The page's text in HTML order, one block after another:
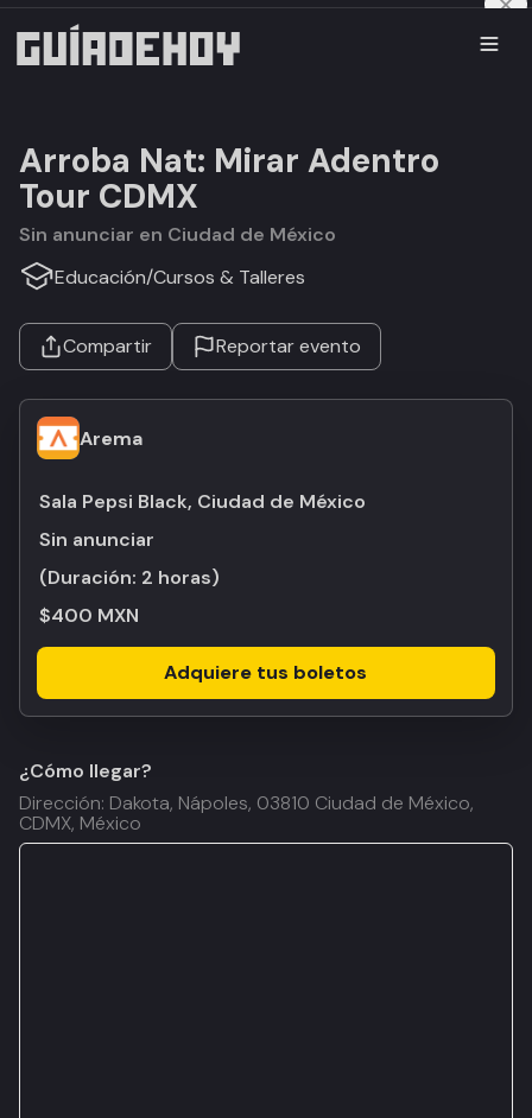
Arroba Nat: Mirar Adentro
Tour CDMX
Sin anunciar en Ciudad de México
Educación/Cursos & Talleres
Compartir Reportar evento
Arema
Sala Pepsi Black, Ciudad de México
Sin anunciar
(Duración: 2 horas)
$400 MXN
Adquiere tus boletos
¿Cómo llegar?
Dirección: Dakota, Nápoles, 03810 Ciudad de México,
CDMX, México